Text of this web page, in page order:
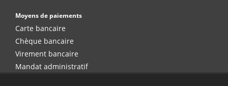
Moyens de paiements
Carte bancaire
Chèque bancaire
Virement bancaire
Mandat administratif